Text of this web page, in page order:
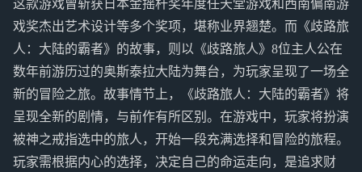
这款游戏曾斩获日本金摇杆奖年度任天堂游戏和西南偏南游
戏奖杰出艺术设计等多个奖项，堪称业界翘楚。而《歧路旅
人：大陆的霸者》的故事，则以《歧路旅人》8位主人公在
数年前游历过的奥斯泰拉大陆为舞台，为玩家呈现了一场全
新的冒险之旅。故事情节上，《歧路旅人：大陆的霸者》将
呈现全新的剧情，与前作有所区别。在游戏中，玩家将扮演
被神之戒指选中的旅人，开始一段充满选择和冒险的旅程。
玩家需根据内心的选择，决定自己的命运走向，是追求财